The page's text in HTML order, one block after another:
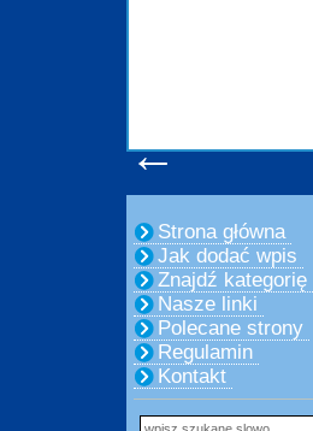
←
Strona główna
Jak dodać wpis
Znajdź kategorię
Nasze linki
Polecane strony
Regulamin
Kontakt